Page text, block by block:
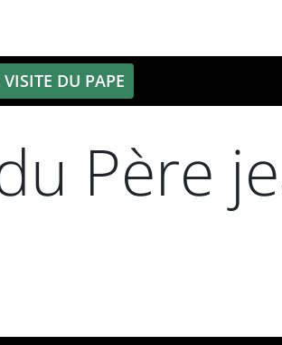
DU PAPE
Père